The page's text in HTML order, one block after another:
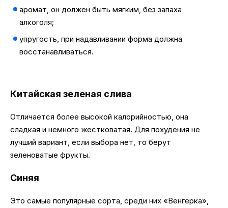
аромат, он должен быть мягким, без запаха
алкоголя;
упругость, при надавливании форма должна
восстанавливаться.
Китайская зеленая слива
Отличается более высокой калорийностью, она
сладкая и немного жестковатая. Для похудения не
лучший вариант, если выбора нет, то берут
зеленоватые фрукты.
Синяя
Это самые популярные сорта, среди них «Венгерка»,